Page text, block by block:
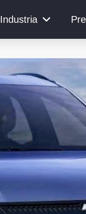
Industria